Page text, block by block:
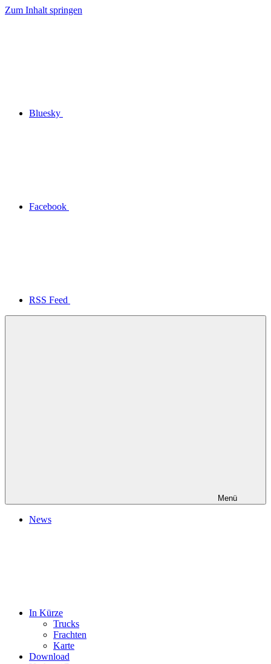
Zum Inhalt springen
Bluesky
Facebook
RSS Feed
Menü
News
In Kürze
Trucks
Frachten
Karte
Download